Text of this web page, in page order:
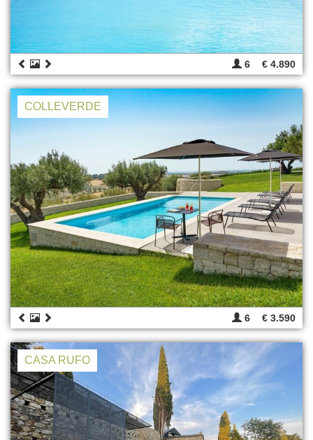
6 € 4.890
COLLEVERDE
6 € 3.590
CASA RUFO